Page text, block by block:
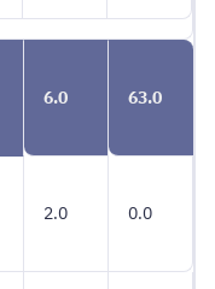
6.0 63.0
2.0 0.0